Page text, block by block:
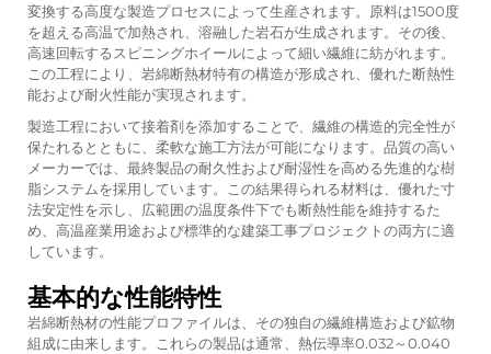
変換する高度な製造プロセスによって生産されます。原料は1500度
を超える高温で加熱され、溶融した岩石が生成されます。その後、
高速回転するスピニングホイールによって細い繊維に紡がれます。
この工程により、岩綿断熱材特有の構造が形成され、優れた断熱性
能および耐火性能が実現されます。
製造工程において接着剤を添加することで、繊維の構造的完全性が
保たれるとともに、柔軟な施工方法が可能になります。品質の高い
メーカーでは、最終製品の耐久性および耐湿性を高める先進的な樹
脂システムを採用しています。この結果得られる材料は、優れた寸
法安定性を示し、広範囲の温度条件下でも断熱性能を維持するた
め、高温産業用途および標準的な建築工事プロジェクトの両方に適
しています。
基本的な性能特性
岩綿断熱材の性能プロファイルは、その独自の繊維構造および鉱物
組成に由来します。これらの製品は通常、熱伝導率0.032～0.040